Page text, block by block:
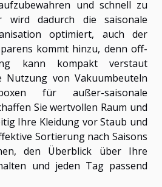
und schnell zu
wird dadurch die saisonale
optimiert, auch der
kommt hinzu, denn off-
kann kompakt verstaut
Nutzung von Vakuumbeuteln
für außer-saisonale
Sie wertvollen Raum und
Ihre Kleidung vor Staub und
Sortierung nach Saisons
den Überblick über Ihre
und jeden Tag passend